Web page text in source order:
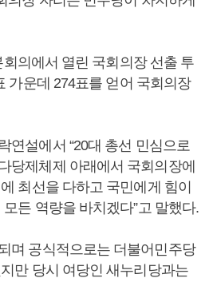
의에서 열린 국회의장 선출 투
가운데 274표를 얻어 국회의장
연설에서 “20대 총선 민심으로
당제체제 아래에서 국회의장에
최선을 다하고 국민에게 힘이
든 역량을 바치겠다”고 말했다.
며 공식적으로는 더불어민주당
만 당시 여당인 새누리당과는